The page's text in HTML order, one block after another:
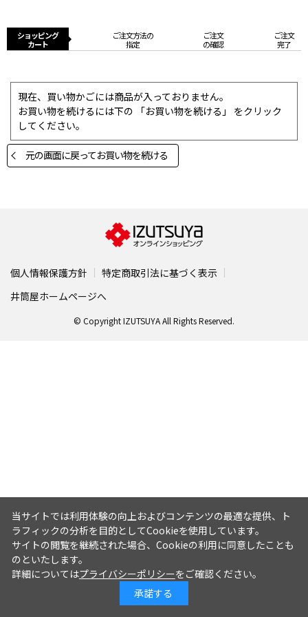
ショッピング
カート
ご注文方法の
指定
ご注文
の確認
ご注文
完了
現在、買い物かごには商品が入っておりません。
お買い物を続けるには下の 「お買い物を続ける」 をクリック
してください。
元の画面に戻ってお買い物を続ける
個人情報保護方針
特定商取引法に基づく表示
井筒屋ホームページへ
© Copyright IZUTSUYA All Rights Reserved.
当サイトでは利用体験の向上およびコンテンツの最適な提供、ト
ラフィックの分析を目的としてCookieを使用しています。
サイトの閲覧を継続された場合、Cookieの利用に同意したことも
のといたします。
詳細についてはプライバシーポリシーをご確認ください。
承諾する